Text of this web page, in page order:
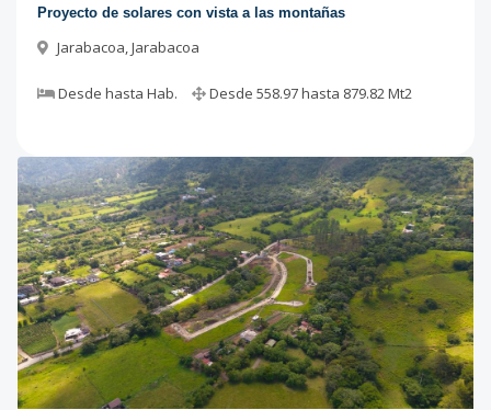
Proyecto de solares con vista a las montañas
Jarabacoa,Jarabacoa
Desde hasta Hab. Desde 558.97hasta 879.82Mt2